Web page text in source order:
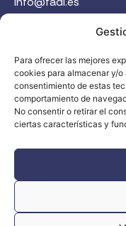
Para ofrecer las mejores
cookies para almacenar y/
consentimiento de estas
comportamiento de
No consentir o retirar el
ciertas características y
Contacta
FADI © 2026.
Todos